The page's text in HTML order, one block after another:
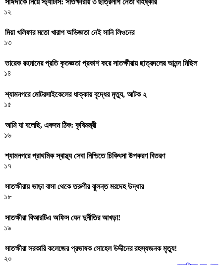
১২
মিয়া খলিফার মতো খারাপ অভিজ্ঞতা নেই সানি লিওনের
১৩
তারেক রহমানের প্রতি কৃতজ্ঞতা প্রকাশ করে সাতক্ষীরায় ছাত্রদলের আনন্দ মিছিল
১৪
শ্যামনগরে মোটরসাইকেলের ধাক্কায় বৃদ্ধের মৃত্যু, আটক ২
১৫
আমি যা বলেছি, একদম ঠিক: কৃষিমন্ত্রী
১৬
শ্যামনগরে প্রাথমিক স্বাস্থ্য সেবা নিশ্চিতে চিকিৎসা উপকরণ বিতরণ
১৭
সাতক্ষীরায় ভাড়া বাসা থেকে তরুণীর ঝুলন্ত মরদেহ উদ্ধার
১৮
সাতক্ষীরা বিআরটিএ অফিস যেন দুর্নীতির আখড়া!
১৯
সাতক্ষীরা সরকারি কলেজের প্রভাষক সোহেল উদ্দীনের রহস্যজনক মৃত্যু!
২০